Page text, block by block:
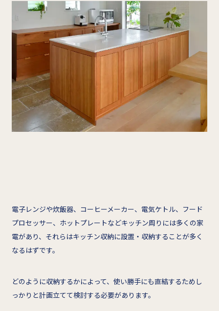
電子レンジや炊飯器、コーヒーメーカー、電気ケトル、フード
プロセッサー、ホットプレートなどキッチン周りには多くの家
電があり、それらはキッチン収納に設置・収納することが多く
なるはずです。
どのように収納するかによって、使い勝手にも直結するためし
っかりと計画立てて検討する必要があります。